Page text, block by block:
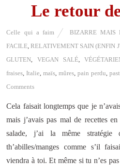
Le retour
Celle qui a faim BIZARRE MAIS
FACILE ,RELATIVEMENT SAIN (ENFIN
GLUTEN
VEGAN SALÉ,
fraises Italie ,maïs ,mûres ,pain perdu
Comments
Cela faisait longtemps que je
mais j’avais pas mal de recettes
salade, j’ai la même
th’abilles/manges comme s’il
viendra à toi. Et même si tu n’es